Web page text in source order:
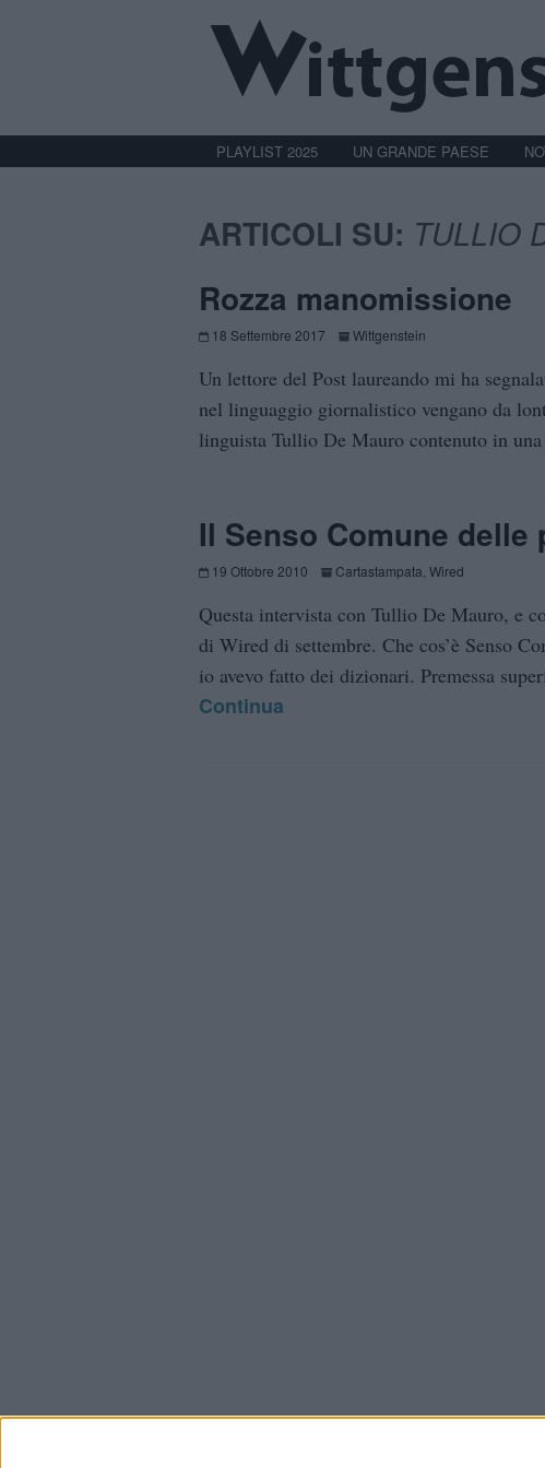
PLAYLIST 2025 UN GRANDE PAESE
ARTICOLI SU: TULLIO
Rozza manomissione
18 Settembre 2017 Wittgenstein
Un lettore del Post laureando mi ha
nel linguaggio giornalistico vengano da
linguista Tullio De Mauro contenuto in una
Il Senso Comune delle
19 Ottobre 2010 Cartastampata Wired
Questa intervista con Tullio De Mauro, e
di Wired di settembre. Che cos’è Senso
io avevo fatto dei dizionari. Premessa
Continua